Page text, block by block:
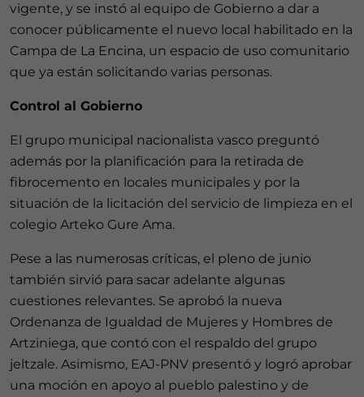
vigente, y se instó al equipo de Gobierno a dar a
conocer públicamente el nuevo local habilitado en la
Campa de La Encina, un espacio de uso comunitario
que ya están solicitando varias personas.
Control al Gobierno
El grupo municipal nacionalista vasco preguntó
además por la planificación para la retirada de
fibrocemento en locales municipales y por la
situación de la licitación del servicio de limpieza en el
colegio Arteko Gure Ama.
Pese a las numerosas críticas, el pleno de junio
también sirvió para sacar adelante algunas
cuestiones relevantes. Se aprobó la nueva
Ordenanza de Igualdad de Mujeres y Hombres de
Artziniega, que contó con el respaldo del grupo
jeltzale. Asimismo, EAJ-PNV presentó y logró aprobar
una moción en apoyo al pueblo palestino y de